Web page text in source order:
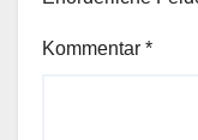
Kommentar *